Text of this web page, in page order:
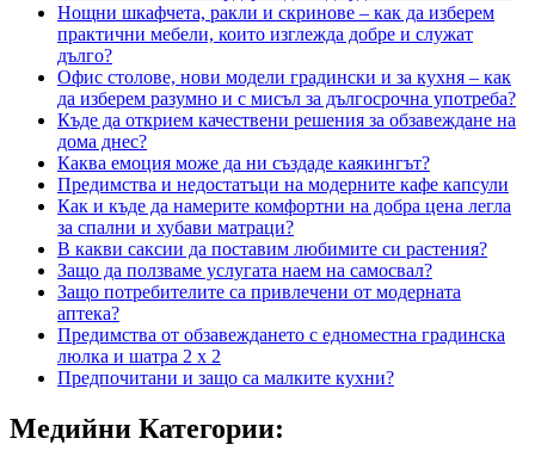
Нощни шкафчета, ракли и скринове – как да изберем
практични мебели, които изглежда добре и служат
дълго?
Офис столове, нови модели градински и за кухня – как
да изберем разумно и с мисъл за дългосрочна употреба?
Къде да открием качествени решения за обзавеждане на
дома днес?
Каква емоция може да ни създаде каякингът?
Предимства и недостатъци на модерните кафе капсули
Как и къде да намерите комфортни на добра цена легла
за спални и хубави матраци?
В какви саксии да поставим любимите си растения?
Защо да ползваме услугата наем на самосвал?
Защо потребителите са привлечени от модерната
аптека?
Предимства от обзавеждането с едноместна градинска
люлка и шатра 2 х 2
Предпочитани и защо са малките кухни?
Медийни Категории: